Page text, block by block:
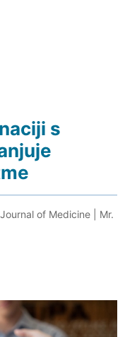
s
of Medicine| Mr.